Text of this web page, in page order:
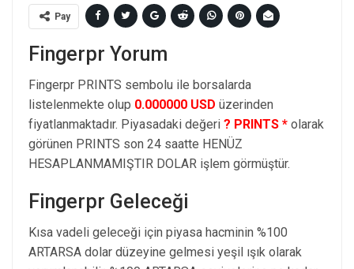
Pay
Fingerpr Yorum
Fingerpr PRINTS sembolu ile borsalarda
listelenmekte olup 0.000000 USD üzerinden
fiyatlanmaktadır. Piyasadaki değeri ? PRINTS * olarak
görünen PRINTS son 24 saatte HENÜZ
HESAPLANMAMIŞTIR DOLAR işlem görmüştür.
Fingerpr Geleceği
Kısa vadeli geleceği için piyasa hacminin %100
ARTARSA dolar düzeyine gelmesi yeşil ışık olarak